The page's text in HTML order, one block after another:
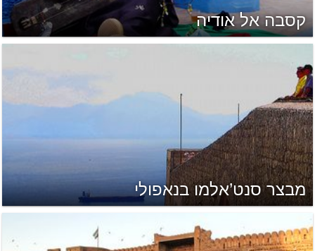
קסבה אל אודיה
מבצר סנט’אלמו בנאפולי